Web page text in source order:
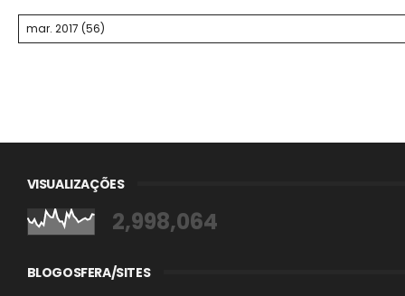
VISUALIZAÇÕES
2,998,064
BLOGOSFERA/SITES